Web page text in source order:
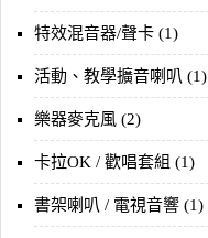
特效混音器/聲卡 (1)
活動、教學擴音喇叭 (1)
樂器麥克風 (2)
卡拉OK / 歡唱套組 (1)
書架喇叭 / 電視音響 (1)